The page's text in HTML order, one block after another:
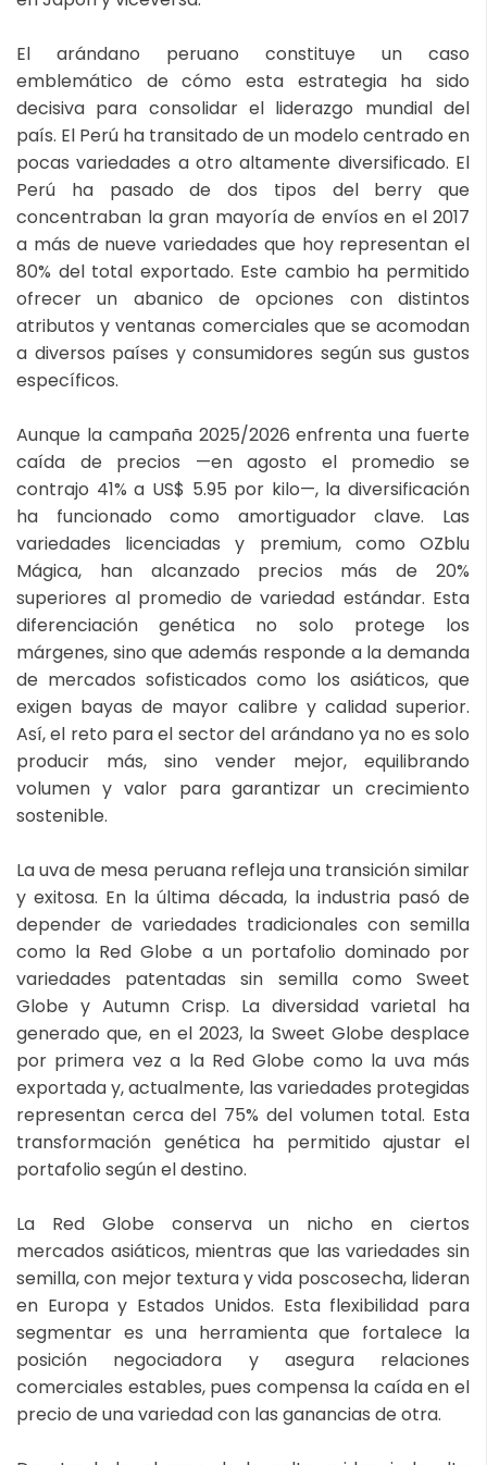
El arándano peruano constituye un caso
emblemático de cómo esta estrategia ha sido
decisiva para consolidar el liderazgo mundial del
país. El Perú ha transitado de un modelo centrado en
pocas variedades a otro altamente diversificado. El
Perú ha pasado de dos tipos del berry que
concentraban la gran mayoría de envíos en el 2017
a más de nueve variedades que hoy representan el
80% del total exportado. Este cambio ha permitido
ofrecer un abanico de opciones con distintos
atributos y ventanas comerciales que se acomodan
a diversos países y consumidores según sus gustos
específicos.
Aunque la campaña 2025/2026 enfrenta una fuerte
caída de precios —en agosto el promedio se
contrajo 41% a US$ 5.95 por kilo—, la diversificación
ha funcionado como amortiguador clave. Las
variedades licenciadas y premium, como OZblu
Mágica, han alcanzado precios más de 20%
superiores al promedio de variedad estándar. Esta
diferenciación genética no solo protege los
márgenes, sino que además responde a la demanda
de mercados sofisticados como los asiáticos, que
exigen bayas de mayor calibre y calidad superior.
Así, el reto para el sector del arándano ya no es solo
producir más, sino vender mejor, equilibrando
volumen y valor para garantizar un crecimiento
sostenible.
La uva de mesa peruana refleja una transición similar
y exitosa. En la última década, la industria pasó de
depender de variedades tradicionales con semilla
como la Red Globe a un portafolio dominado por
variedades patentadas sin semilla como Sweet
Globe y Autumn Crisp. La diversidad varietal ha
generado que, en el 2023, la Sweet Globe desplace
por primera vez a la Red Globe como la uva más
exportada y, actualmente, las variedades protegidas
representan cerca del 75% del volumen total. Esta
transformación genética ha permitido ajustar el
portafolio según el destino.
La Red Globe conserva un nicho en ciertos
mercados asiáticos, mientras que las variedades sin
semilla, con mejor textura y vida poscosecha, lideran
en Europa y Estados Unidos. Esta flexibilidad para
segmentar es una herramienta que fortalece la
posición negociadora y asegura relaciones
comerciales estables, pues compensa la caída en el
precio de una variedad con las ganancias de otra.